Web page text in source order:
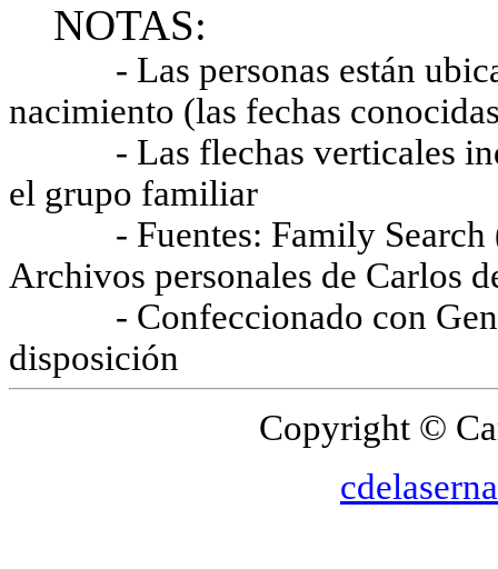
NOTAS:
- Las personas están
nacimiento (las fechas
- Las flechas verticales
el grupo familiar
- Fuentes: Family Search
Archivos personales de Carlos
- Confeccionado con
disposición
Copyright ©